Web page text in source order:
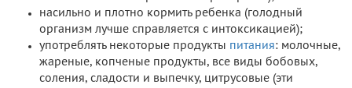
насильно и плотно кормить ребенка (голодный
организм лучше справляется с интоксикацией);
употреблять некоторые продукты питания: молочные,
жареные, копченые продукты, все виды бобовых,
соления, сладости и выпечку, цитрусовые (эти